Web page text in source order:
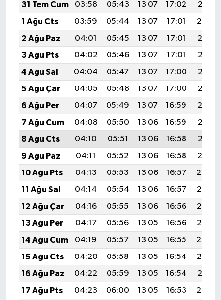
31 Tem Cum
03:58 05:43 13:07 17:02
20:21
1 Ağu Cts
03:59 05:44 13:07 17:01
20:20
2 Ağu Paz
04:01 05:45 13:07 17:01
20:19
3 Ağu Pts
04:02 05:46 13:07 17:01
20:18
4 Ağu Sal
04:04 05:47 13:07 17:00
20:17
5 Ağu Çar
04:05 05:48 13:07 17:00
20:15
6 Ağu Per
04:07 05:49 13:07 16:59
20:14
7 Ağu Cum
04:08 05:50 13:06 16:59
20:13
8 Ağu Cts
04:10 05:51 13:06 16:58
20:12
9 Ağu Paz
04:11 05:52 13:06 16:58
20:10
10 Ağu Pts
04:13 05:53 13:06 16:57
20:09
11 Ağu Sal
04:14 05:54 13:06 16:57
20:08
12 Ağu Çar
04:16 05:55 13:06 16:56
20:07
13 Ağu Per
04:17 05:56 13:05 16:56
20:05
14 Ağu Cum
04:19 05:57 13:05 16:55
20:04
15 Ağu Cts
04:20 05:58 13:05 16:54
20:02
16 Ağu Paz
04:22 05:59 13:05 16:54
20:01
17 Ağu Pts
04:23 06:00 13:05 16:53
20:00